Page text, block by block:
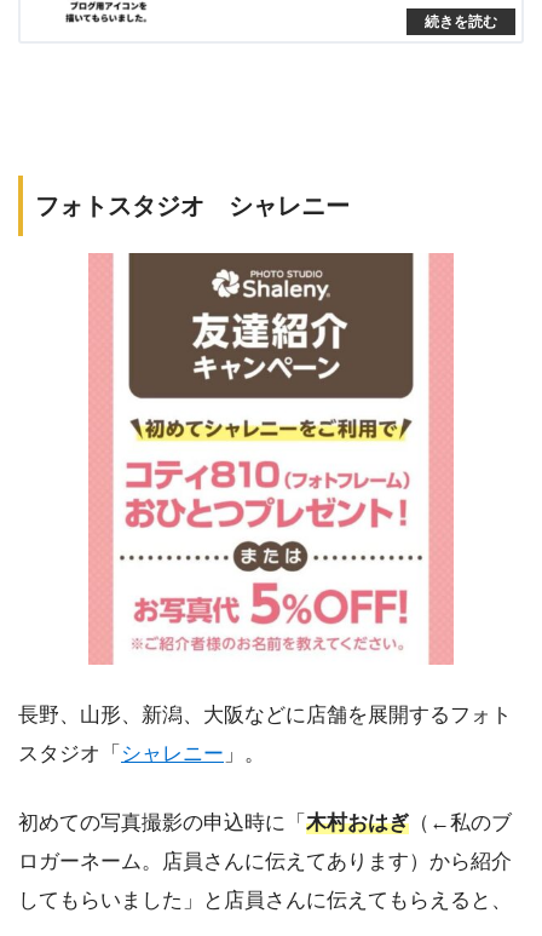
フォトスタジオ シャレニー
長野、山形、新潟、大阪などに店舗を展開するフォト
スタジオ「 シャレニー 」。
初めての写真撮影の申込時に「 木村おはぎ （←私のブ
ロガーネーム。店員さんに伝えてあります）から紹介
してもらいました」と店員さんに伝えてもらえると、